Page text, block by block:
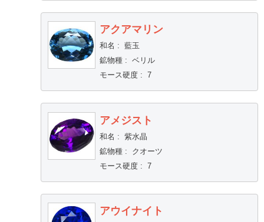
アクアマリン
和名 : 藍玉
鉱物種: ベリル
モース硬度: 7
アメジスト
和名 : 紫水晶
鉱物種:
クオーツ
モース硬度: 7
アウイナイト